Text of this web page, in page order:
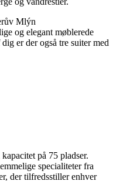
Mlýn
og elegant møblerede
er der også tre suiter med
på 75 pladser.
specialiteter fra
der tilfredsstiller enhver